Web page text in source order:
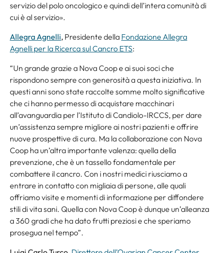
servizio del polo oncologico e quindi dell’intera comunità di
cui è al servizio».
Allegra Agnelli, Presidente della Fondazione Allegra
Agnelli per la Ricerca sul Cancro ETS:
“Un grande grazie a Nova Coop e ai suoi soci che
rispondono sempre con generosità a questa iniziativa. In
questi anni sono state raccolte somme molto significative
che ci hanno permesso di acquistare macchinari
all’avanguardia per l’Istituto di Candiolo-IRCCS, per dare
un’assistenza sempre migliore ai nostri pazienti e offrire
nuove prospettive di cura. Ma la collaborazione con Nova
Coop ha un’altra importante valenza: quella della
prevenzione, che è un tassello fondamentale per
combattere il cancro. Con i nostri medici riusciamo a
entrare in contatto con migliaia di persone, alle quali
offriamo visite e momenti di informazione per diffondere
stili di vita sani. Quella con Nova Coop è dunque un’alleanza
a 360 gradi che ha dato frutti preziosi e che speriamo
prosegua nel tempo”.